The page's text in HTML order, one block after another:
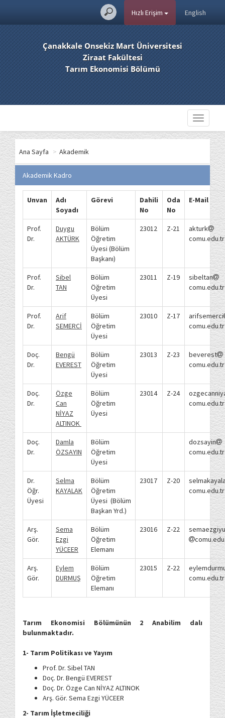
English
Hızlı Erişim
Çanakkale Onsekiz Mart Üniversitesi
Ziraat Fakültesi
Tarım Ekonomisi Bölümü
Toggle
Ana Sayfa > Akademik
Akademik Kadro
Unvan
Adı
Soyadı
Görevi
Dahili
No
Oda
No
E-Mail
Prof.
Dr.
Duygu
AKTÜRK
Bölüm
Öğretim
Üyesi (Bölüm
Başkanı)
23012 Z-21
akturk
comu.edu.tr
Prof.
Dr.
Sibel
TAN
Bölüm
Öğretim
Üyesi
23011 Z-19
sibeltan
comu.edu.tr
Prof.
Dr.
Arif
SEMERCİ
Bölüm
Öğretim
Üyesi
23010 Z-17
arifsemerci
comu.edu.tr
Doç.
Dr.
Bengü
EVEREST
Bölüm
Öğretim
Üyesi
23013 Z-23
beverest
comu.edu.tr
Doç.
Dr.
Özge
Can
NİYAZ
ALTINOK
Bölüm
Öğretim
Üyesi
23014 Z-24
comu.edu.tr
Doç.
Dr.
Damla
ÖZSAYIN
Bölüm
Öğretim
Üyesi
dozsayin
comu.edu.tr
Dr.
Öğr.
Üyesi
Selma
KAYALAK
Bölüm
Öğretim
Üyesi (Bölüm
Başkan Yrd.)
23017 Z-20
comu.edu.tr
Arş.
Gör.
Sema
Ezgi
YÜCEER
Bölüm
Öğretim
Elemanı
23016 Z-22
Arş.
Gör.
Eylem
DURMUŞ
Bölüm
Öğretim
Elemanı
23015 Z-22
comu.edu.tr
Tarım Ekonomisi Bölümünün 2 Anabilim dalı
bulunmaktadır.
1- Tarım Politikası ve Yayım
Prof. Dr. Sibel TAN
Doç. Dr. Bengü EVEREST
Doç. Dr. Özge Can NİYAZ ALTINOK
Arş. Gör. Sema Ezgi YÜCEER
2- Tarım İşletmeciliği